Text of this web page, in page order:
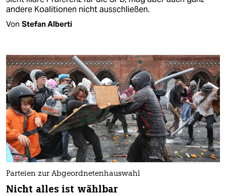
andere Koalitionen nicht ausschließen.
Von Stefan Alberti
Parteien zur Abgeordnetenhauswahl
Nicht alles ist wählbar